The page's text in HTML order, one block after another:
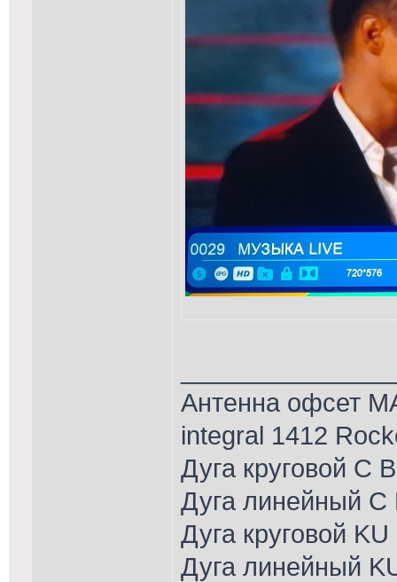
Антенна офсет
integral 1412
Дуга круговой С
Дуга линейный С
Дуга круговой
Дуга линейный